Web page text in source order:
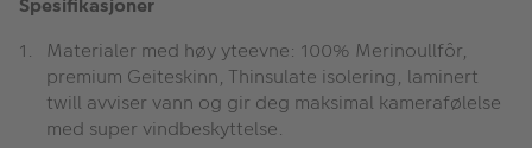
Materialer med høy yteevne: 100% Merinoullfôr,
premium Geiteskinn, Thinsulate isolering, laminert
twill avviser vann og gir deg maksimal kamerafølelse
med super vindbeskyttelse.